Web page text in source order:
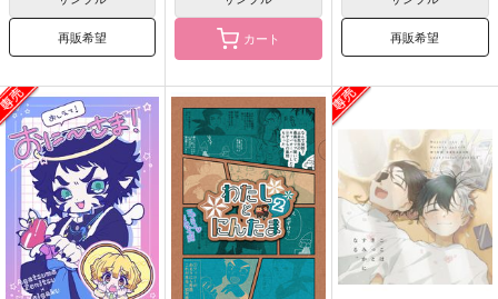
再販希望 カート 再販希望